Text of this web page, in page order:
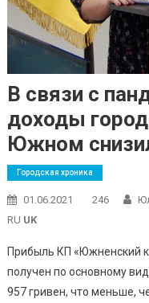
В связи с
доходы
Южном
Городская хроника
01.06.2021 246
RU UK
Прибыль КП «Южненский
получен по основному
957 гривен, что меньше,